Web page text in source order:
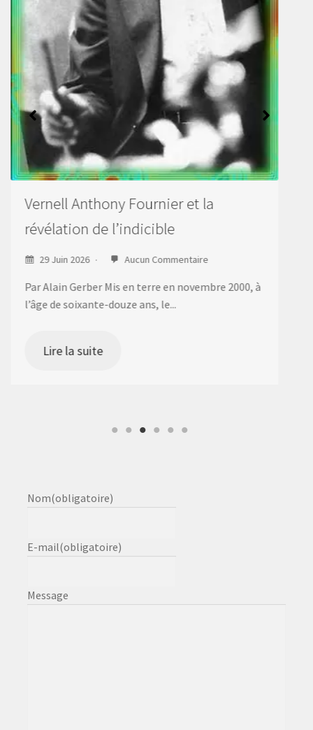
Denzil DeCosta Best ou comment
ajouter par soustraction
15 Juin 2026 Aucun Commentaire
Par Alain Gerber On faisait plus haut allusion à ces
batteurs qui, à l’instar de...
Lire la suite
Nom(obligatoire)
E-mail(obligatoire)
Message